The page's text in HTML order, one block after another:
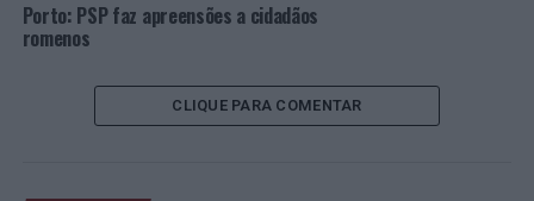
no
trânsito
Porto: PSP faz apreensões a cidadãos
romenos
CLIQUE PARA COMENTAR